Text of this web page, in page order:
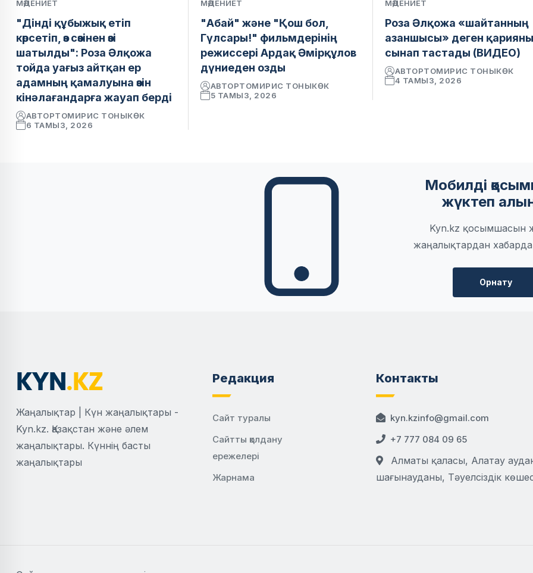
МӘДЕНИЕТ
"Дінді құбыжық етіп
көрсетіп, өз сөзінен өзі
шатылды": Роза Әлқожа
тойда уағыз айтқан ер
адамның қамалуына өзін
кінәлағандарға жауап берді
АВТОРТОМИРИС ТОНЫКӨК
6 ТАМЫЗ, 2026
МӘДЕНИЕТ
"Абай" және "Қош бол,
Гүлсары!" фильмдерінің
режиссері Ардақ Әмірқұлов
дүниеден озды
АВТОРТОМИРИС ТОНЫКӨК
5 ТАМЫЗ, 2026
МӘДЕНИЕТ
Роза Әлқожа «шайтанның
азаншысы» деген
сынап тастады (ВИДЕО)
АВТОРТОМИРИС ТОНЫКӨК
4 ТАМЫЗ, 2026
Мобилді
жүктеп
Kyn.kz қосымшасын
жаңалықтардан
Орнату
Жаңалықтар | Күн жаңалықтары -
Kyn.kz. Қазақстан және әлем
жаңалықтары. Күннің басты
жаңалықтары
Редакция
Сайт туралы
Сайтты қолдану
ережелері
Жарнама
Контакты
kyn.kzinfo@gmail.com
+7 777 084 09 65
Алматы қаласы, Алатау
шағынауданы, Тәуелсіздік